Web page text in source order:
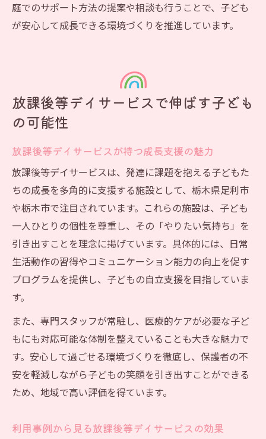
庭でのサポート方法の提案や相談も行うことで、子ども
が安心して成長できる環境づくりを推進しています。
放課後等デイサービスで伸ばす子ども
の可能性
放課後等デイサービスが持つ成長支援の魅力
放課後等デイサービスは、発達に課題を抱える子どもた
ちの成長を多角的に支援する施設として、栃木県足利市
や栃木市で注目されています。これらの施設は、子ども
一人ひとりの個性を尊重し、その「やりたい気持ち」を
引き出すことを理念に掲げています。具体的には、日常
生活動作の習得やコミュニケーション能力の向上を促す
プログラムを提供し、子どもの自立支援を目指していま
す。
また、専門スタッフが常駐し、医療的ケアが必要な子ど
もにも対応可能な体制を整えていることも大きな魅力で
す。安心して過ごせる環境づくりを徹底し、保護者の不
安を軽減しながら子どもの笑顔を引き出すことができる
ため、地域で高い評価を得ています。
利用事例から見る放課後等デイサービスの効果